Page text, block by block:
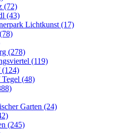
(72)
(43)
Lichtkunst (17)
(278)
(119)
(124)
(48)
Garten (24)
(245)